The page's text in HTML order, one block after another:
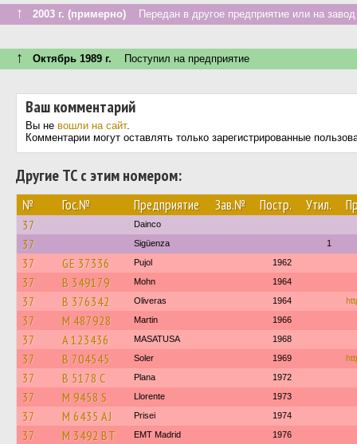
↑ 2003 г. (примерно) Передан в другое предприятие или на завод
↑ Октябрь 1989 г. Поступил на предприятие
Ваш комментарий
Вы не вошли на сайт.
Комментарии могут оставлять только зарегистрированные
Другие ТС с этим номером:
№ Гос.№ Предприятие Зав.№ Постр. Утил.
37 Dainco
37 Sigüenza 1
37 GE 37336 Pujol 1962
37 B 349179 Mohn 1964
37 B 376342 Oliveras 1964
37 M 487928 Martin 1966
37 A 123436 MASATUSA 1968
37 B 704545 Soler 1969
37 B 5178 C Plana 1972
37 M 9458 S Llorente 1973
37 M 6435 AJ Prisei 1974
37 M 3492 BT EMT Madrid 1976